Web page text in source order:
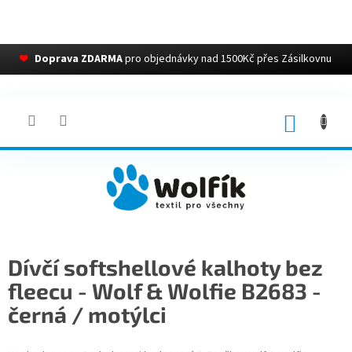
❤ Doprava ZDARMApro objednávky nad 1500Kč přes Zásilkovnu
Dívčí softshellové kalhoty bez
fleecu - Wolf & Wolfie B2683 -
černá / motýlci